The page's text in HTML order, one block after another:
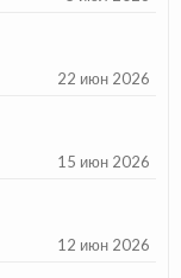
22 июн 2026
15 июн 2026
12 июн 2026